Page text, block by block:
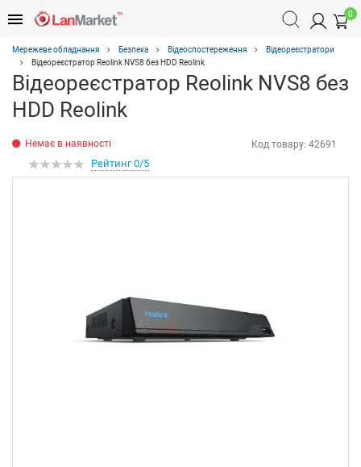
0
Мережеве обладнання Безпека Відеоспостереження
Відеореєстратори
Відеореєстратор Reolink NVS8 без HDD Reolink
Відеореєстратор Reolink NVS8 без
HDD Reolink
Немає в наявності Код товару: 42691
Рейтинг 0/5